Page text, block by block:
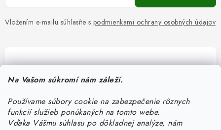
Na Vašom súkromí nám záleží.
Používame súbory cookie na zabezpečenie rôznych
funkcií služieb ponúkaných na tomto webe.
Vďaka Vášmu súhlasu po dôkladnej analýze, nám
Vložením e-mailu súhlasíte s podmienkami ochrany osobných údajov
Pomôžeme vám s výberom
Potrebujete s niečím poradiť? Sme tu pre vás!
objednavky@kurin.sk
0950456469